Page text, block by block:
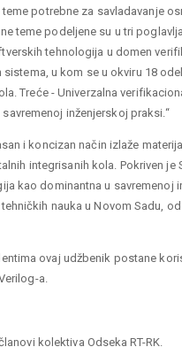
potrebne za savladavanje
teme podeljene su u tri
tehnologija u domen
u kom se u okviru 18
Treće - Univerzalna
inženjerskoj praksi.“
i koncizan način izlaže
integrisanih kola. Pokriven
kao dominantna u savremenoj
nauka u Novom Sadu,
ovaj udžbenik postane
a.
kolektiva Odseka RT-RK.